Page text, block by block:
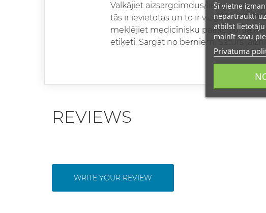
Valkājiet aizsargcimdus/lietojiet
tās ir ievietotas un to ir viegli izdarīt.
meklējiet medicīnisku palīdzību. Ja
etiķeti. Sargāt no bērniem. Saturs
REVIEWS
WRITE YOUR REVIEW
Šī vietne
nepārtraukti
atbilst lietotāju
mainīt savu
Privātuma